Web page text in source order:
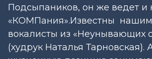
Подсыпаников, он же ведет и
«КОМПания».Известны
вокалисты из «Неунывающих
(худрук Наталья Тарновская).